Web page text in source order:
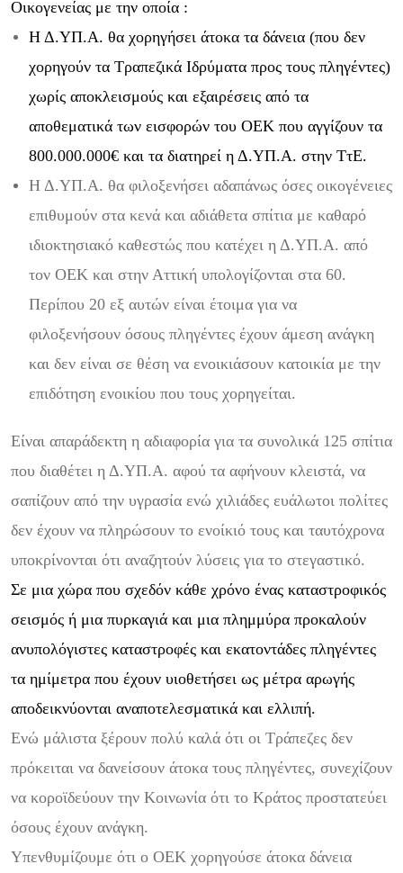
Οικογενείας με την οποία :
Η Δ.ΥΠ.Α. θα χορηγήσει άτοκα τα δάνεια (που δεν
χορηγούν τα Τραπεζικά Ιδρύματα προς τους πληγέντες)
χωρίς αποκλεισμούς και εξαιρέσεις από τα
αποθεματικά των εισφορών του ΟΕΚ που αγγίζουν τα
800.000.000€ και τα διατηρεί η Δ.ΥΠ.Α. στην ΤτΕ.
Η Δ.ΥΠ.Α. θα φιλοξενήσει αδαπάνως όσες οικογένειες
επιθυμούν στα κενά και αδιάθετα σπίτια με καθαρό
ιδιοκτησιακό καθεστώς που κατέχει η Δ.ΥΠ.Α. από
τον ΟΕΚ και στην Αττική υπολογίζονται στα 60.
Περίπου 20 εξ αυτών είναι έτοιμα για να
φιλοξενήσουν όσους πληγέντες έχουν άμεση ανάγκη
και δεν είναι σε θέση να ενοικιάσουν κατοικία με την
επιδότηση ενοικίου που τους χορηγείται.
Είναι απαράδεκτη η αδιαφορία για τα συνολικά 125 σπίτια
που διαθέτει η Δ.ΥΠ.Α. αφού τα αφήνουν κλειστά, να
σαπίζουν από την υγρασία ενώ χιλιάδες ευάλωτοι πολίτες
δεν έχουν να πληρώσουν το ενοίκιό τους και ταυτόχρονα
υποκρίνονται ότι αναζητούν λύσεις για το στεγαστικό.
Σε μια χώρα που σχεδόν κάθε χρόνο ένας καταστροφικός
σεισμός ή μια πυρκαγιά και μια πλημμύρα προκαλούν
ανυπολόγιστες καταστροφές και εκατοντάδες πληγέντες
τα ημίμετρα που έχουν υιοθετήσει ως μέτρα αρωγής
αποδεικνύονται αναποτελεσματικά και ελλιπή.
Ενώ μάλιστα ξέρουν πολύ καλά ότι οι Τράπεζες δεν
πρόκειται να δανείσουν άτοκα τους πληγέντες, συνεχίζουν
να κοροϊδεύουν την Κοινωνία ότι το Κράτος προστατεύει
όσους έχουν ανάγκη.
Υπενθυμίζουμε ότι ο ΟΕΚ χορηγούσε άτοκα δάνεια